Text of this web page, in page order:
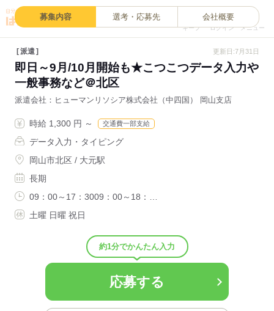
キープ ログイン メニュー
募集内容 選考・応募先 会社概要
派遣 更新日:7月31日
即日～9月/10月開始も★こつこつデータ入力や
一般事務など＠北区
派遣会社 ヒューマンリソシア株式会社（中四国） 岡山支店
時給 1,300 円 ～ 交通費一部支給
データ入力・タイピング
岡山市北区 / 大元駅
長期
09：00～17：3009：00～18：…
土曜 日曜 祝日
約1分でかんたん入力
応募する